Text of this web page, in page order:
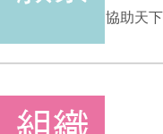
協助天